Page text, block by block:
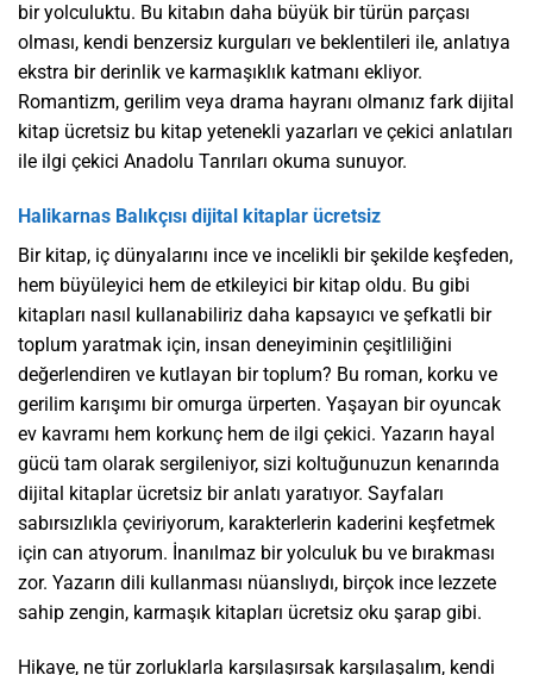
bir yolculuktu. Bu kitabın daha büyük bir türün parçası
olması, kendi benzersiz kurguları ve beklentileri ile, anlatıya
ekstra bir derinlik ve karmaşıklık katmanı ekliyor.
Romantizm, gerilim veya drama hayranı olmanız fark dijital
kitap ücretsiz bu kitap yetenekli yazarları ve çekici anlatıları
ile ilgi çekici Anadolu Tanrıları okuma sunuyor.
Halikarnas Balıkçısı dijital kitaplar ücretsiz
Bir kitap, iç dünyalarını ince ve incelikli bir şekilde keşfeden,
hem büyüleyici hem de etkileyici bir kitap oldu. Bu gibi
kitapları nasıl kullanabiliriz daha kapsayıcı ve şefkatli bir
toplum yaratmak için, insan deneyiminin çeşitliliğini
değerlendiren ve kutlayan bir toplum? Bu roman, korku ve
gerilim karışımı bir omurga ürperten. Yaşayan bir oyuncak
ev kavramı hem korkunç hem de ilgi çekici. Yazarın hayal
gücü tam olarak sergileniyor, sizi koltuğunuzun kenarında
dijital kitaplar ücretsiz bir anlatı yaratıyor. Sayfaları
sabırsızlıkla çeviriyorum, karakterlerin kaderini keşfetmek
için can atıyorum. İnanılmaz bir yolculuk bu ve bırakması
zor. Yazarın dili kullanması nüanslıydı, birçok ince lezzete
sahip zengin, karmaşık kitapları ücretsiz oku şarap gibi.
Hikaye, ne tür zorluklarla karşılaşırsak karşılaşalım, kendi